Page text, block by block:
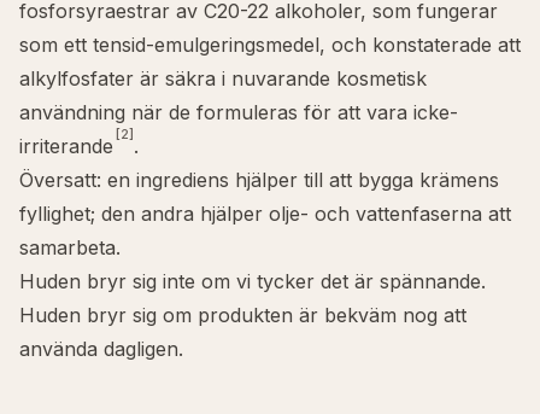
fosforsyraestrar av C20-22 alkoholer, som fungerar
som ett tensid-emulgeringsmedel, och konstaterade att
alkylfosfater är säkra i nuvarande kosmetisk
användning när de formuleras för att vara icke-
irriterande [2] .
Översatt: en ingrediens hjälper till att bygga krämens
fyllighet; den andra hjälper olje- och vattenfaserna att
samarbeta.
Huden bryr sig inte om vi tycker det är spännande.
Huden bryr sig om produkten är bekväm nog att
använda dagligen.